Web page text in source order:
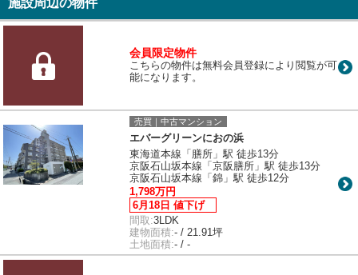
施設周辺の物件
会員限定物件
こちらの物件は無料会員登録により閲覧が可
能になります。
売買｜中古マンション
エバーグリーンにおの浜
東海道本線「膳所」駅 徒歩13分
京阪石山坂本線「京阪膳所」駅 徒歩13分
京阪石山坂本線「錦」駅 徒歩12分
1,798万円
6月18日 値下げ
間取:3LDK
建物面積:- / 21.91坪
土地面積:- / -